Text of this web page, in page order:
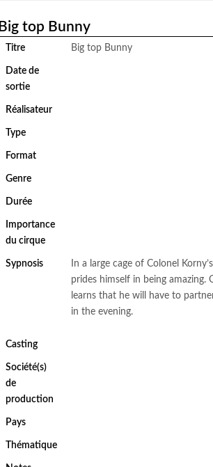
Big top Bunny
Titre Big top Bunny
Date de
sortie
Réalisateur
Type
Format
Genre
Durée
Importance
du cirque
Sypnosis
In a large cage of Colonel
prides himself in being amazing.
learns that he will have to
in the evening.
Casting
Société(s)
de
production
Pays
Thématique